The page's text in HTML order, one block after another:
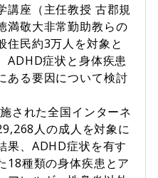
講座（主任教授 古郡規
満敬大非常勤助教らの
住民約3万人を対象と
ADHD症状と身体疾患
ある要因について検討
された全国インターネ
人の成人を対象に
果、ADHD症状を有す
18種類の身体疾患とア